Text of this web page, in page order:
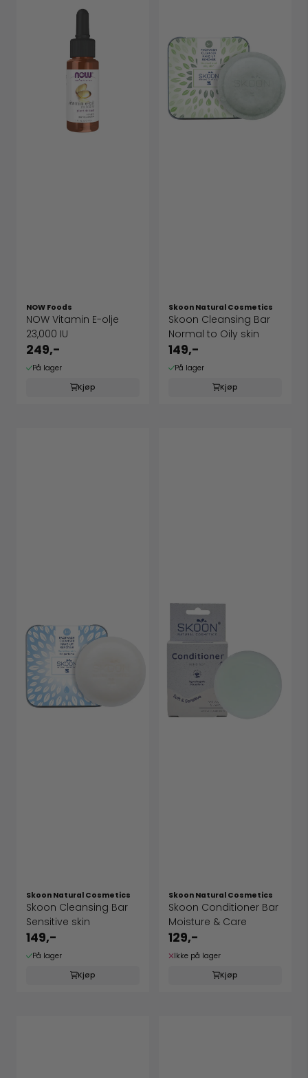
NOW Foods
NOW Vitamin E-olje
23,000 IU
249,-
På lager
Kjøp
Skoon Natural Cosmetics
Skoon Cleansing Bar
Normal to Oily skin
149,-
På lager
Kjøp
Skoon Natural Cosmetics
Skoon Cleansing Bar
Sensitive skin
149,-
På lager
Kjøp
Skoon Natural Cosmetics
Skoon Conditioner Bar
Moisture & Care
129,-
Ikke på lager
Kjøp